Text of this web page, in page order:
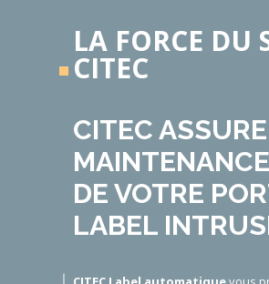
LA FORCE DU
CITEC
CITEC
MAINTENANCE
DE VOTRE
LABEL